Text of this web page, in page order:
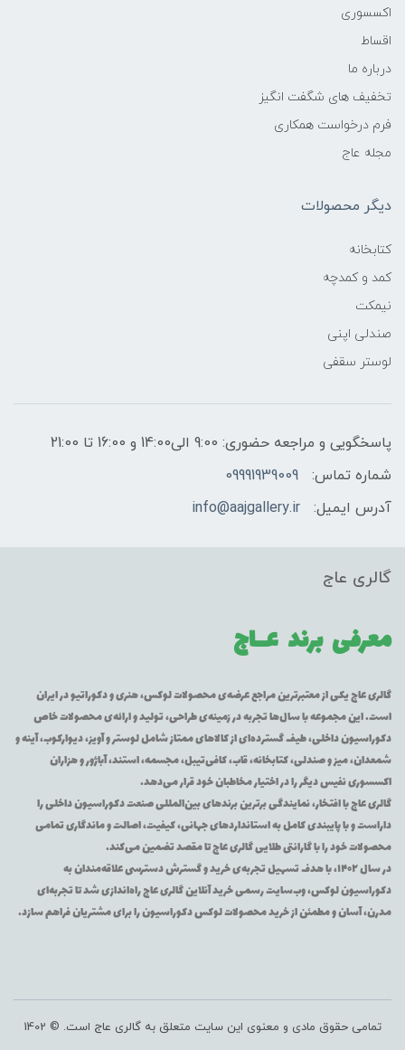
اکسسوری
اقساط
درباره ما
تخفیف های شگفت انگیز
فرم درخواست همکاری
مجله عاج
دیگر محصولات
کتابخانه
کمد و کمدچه
نیمکت
صندلی اپنی
لوستر سقفی
پاسخگویی و مراجعه حضوری: 9:00 الی14:00 و 16:00 تا 21:00
شماره تماس:
09991939009
آدرس ایمیل:
info@aajgallery.ir
گالری عاج
معرفی برند عــاج
گالری عاج یکی از معتبرترین مراجع عرضه‌ی محصولات لوکس، هنری و دکوراتیو در ایران
است. این مجموعه با سال‌ها تجربه در زمینه‌ی طراحی، تولید و ارائه‌ی محصولات خاص
دکوراسیون داخلی، طیف گسترده‌ای از کالاهای ممتاز شامل لوستر و آویز، دیوارکوب، آینه و
شمعدان، میز و صندلی، کتابخانه، قاب، کافی‌تیبل، مجسمه، استند، آباژور و هزاران
اکسسوری نفیس دیگر را در اختیار مخاطبان خود قرار می‌دهد.
گالری عاج با افتخار، نمایندگی برترین برندهای بین‌المللی صنعت دکوراسیون داخلی را
داراست و با پایبندی کامل به استانداردهای جهانی، کیفیت، اصالت و ماندگاری تمامی
محصولات خود را با گارانتی طلایی گالری عاج تا مقصد تضمین می‌کند.
در سال ۱۴۰۲، با هدف تسهیل تجربه‌ی خرید و گسترش دسترسی علاقه‌مندان به
دکوراسیون لوکس، وب‌سایت رسمی خرید آنلاین گالری عاج راه‌اندازی شد تا تجربه‌ای
مدرن، آسان و مطمئن از خرید محصولات لوکس دکوراسیون را برای مشتریان فراهم سازد.
تمامی حقوق مادی و معنوی این سایت متعلق به گالری عاج است. © 1402